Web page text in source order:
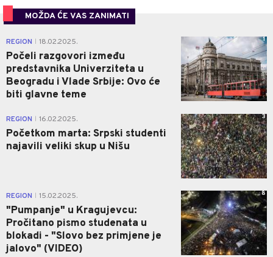
MOŽDA ĆE VAS ZANIMATI
REGION 18.02.2025.
Počeli razgovori između
predstavnika Univerziteta u
Beogradu i Vlade Srbije: Ovo će
biti glavne teme
1
REGION 16.02.2025.
Početkom marta: Srpski studenti
najavili veliki skup u Nišu
3
REGION 15.02.2025.
"Pumpanje" u Kragujevcu:
Pročitano pismo studenata u
blokadi - "Slovo bez primjene je
jalovo" (VIDEO)
8